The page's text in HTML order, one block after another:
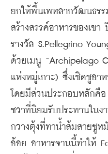
ยกให้พื้นเพหลากวัฒนธร
สร้างสรรค์อาหารของเข
รางวัล S.Pellegrino
ด้วยเมนู “Archipelago
แห่งหมู่เกาะ) ซึ่งเชิดชูอา
โดยมีส่วนประกอบหลักคื
ชวาที่นิยมรับประทานใน
กวางตุ้งที่ทาน้ำส้มสายชูห
อ้อย อาหารจานนี้ทำให้